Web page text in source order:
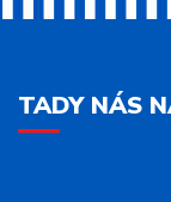
TADY NÁS